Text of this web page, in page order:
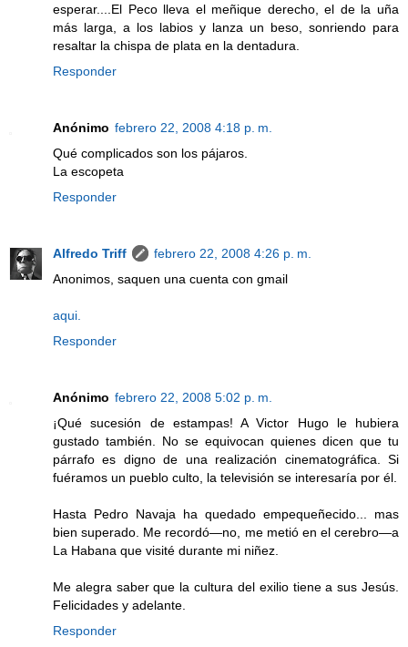
esperar....El Peco lleva el meñique derecho, el de la uña
más larga, a los labios y lanza un beso, sonriendo para
resaltar la chispa de plata en la dentadura.
Responder
Anónimo febrero 22, 2008 4:18 p. m.
Qué complicados son los pájaros.
La escopeta
Responder
Alfredo Triff
febrero 22, 2008 4:26 p. m.
Anonimos, saquen una cuenta con gmail
aqui.
Responder
Anónimo febrero 22, 2008 5:02 p. m.
¡Qué sucesión de estampas! A Victor Hugo le hubiera
gustado también. No se equivocan quienes dicen que tu
párrafo es digno de una realización cinematográfica. Si
fuéramos un pueblo culto, la televisión se interesaría por él.
Hasta Pedro Navaja ha quedado empequeñecido... mas
bien superado. Me recordó—no, me metió en el cerebro—a
La Habana que visité durante mi niñez.
Me alegra saber que la cultura del exilio tiene a sus Jesús.
Felicidades y adelante.
Responder